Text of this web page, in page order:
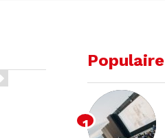
Populaire